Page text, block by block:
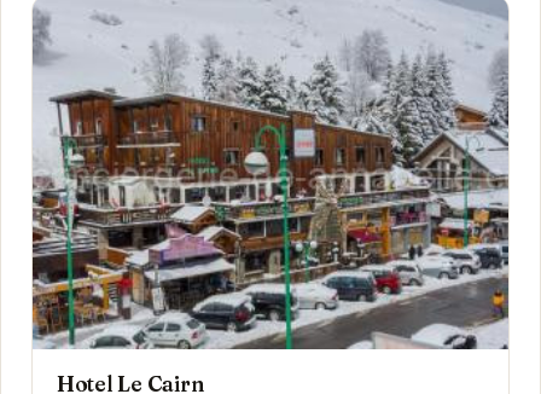
Hotel Le Cairn